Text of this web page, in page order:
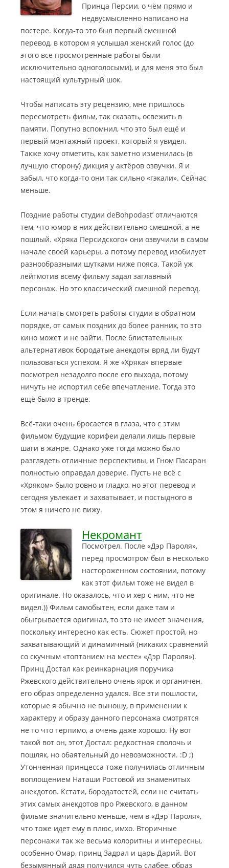
Принца Персии, о чём прямо и
недвусмысленно написано на
постере. Когда-то это был первый смешной
перевод, в котором я услышал женский голос (до
этого все просмотренные работы были
исключительно одноголосыми), и для меня это был
настоящий культурный шок.
Чтобы написать эту рецензию, мне пришлось
пересмотреть фильм, так сказать, освежить в
памяти. Попутно вспомнил, что это был ещё и
первый монтажный проект, который я увидел.
Также хочу отметить, как заметно изменилась (в
лучшую сторону) дикция у актёров озвучки. Я и
забыл, что когда-то они так сильно «гэкали». Сейчас
меньше.
Поздние работы студии deBohpodast’ отличаются
тем, что юмор в них действительно смешной, а не
пошлый. «Хряка Персидского» они озвучили в самом
начале своей карьеры, а потому перевод изобилует
разнообразными шутками ниже пояса. Такой уж
лейтмотив всему фильму задал заглавный
персонаж. Но это классический смешной перевод.
Если начать смотреть работы студии в обратном
порядке, от самых поздних до более ранних, то это
кино может и не зайти. После блистательных
альтернативок бородатые анекдоты вряд ли будут
пользоваться успехом. Я же «Хряка» впервые
посмотрел незадолго после его выхода, потому
ничуть не испортил себе впечатление. Тогда это
ещё было в тренде.
Всё-таки очень бросается в глаза, что с этим
фильмом будущие корифеи делали лишь первые
шаги в жанре. Однако уже тогда можно было
разглядеть отличные перспективы, и Гном Пасаран
полностью оправдал доверие. Пусть не всё с
«Хряком» было ровно и гладко, но этот перевод и
сегодня увлекает и захватывает, и постыдного в
этом я ничего не вижу.
Некромант
Посмотрел. После «Дэр Пароля»,
перед просмотром был в несколько
настороженном состоянии, потому
как этот фильм тоже не видел в
оригинале. Но оказалось, что и хер с ним, что не
видел.)) Фильм самобытен, если даже там и
обыгрывается оригинал, то это не имеет значения,
поскольку интересно как есть. Сюжет простой, но
захватывающий и динамичный (никаких сравнений
со скучным «топтанием на месте» «Дэр Пароля»).
Принц Достал как реинкарнация поручика
Ржевского действительно очень ярок и органичен,
его образ определенно удался. Все эти пошлости,
которые я обычно не выношу, в применении к
характеру и образу данного персонажа смотрятся
не то что терпимо, а очень даже хорошо. Ну вот
такой вот он, этот Достал: редкостная сволочь и
пошляк, но обаятельный до невозможности. :D ;)
Утонченная принцесса тоже получилась отличным
воплощением Наташи Ростовой из знаменитых
анекдотов. Кстати, бородатостей, если не считать
этих самых анекдотов про Ржевского, в данном
фильме значительно меньше, чем в «Дэр Пароля»,
что тоже идет ему в плюс, имхо. Вторичные
персонажи так же весьма колоритны и интересны,
особенно Омар, принц Задрал и царь Дарий. Вот
безымянный дядя получился чуть слабее, образ